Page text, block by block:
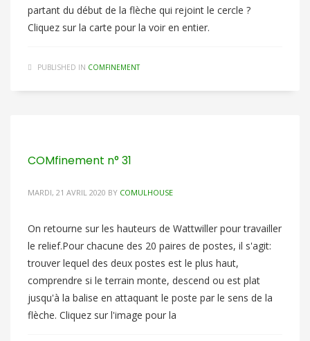
partant du début de la flèche qui rejoint le cercle ?
Cliquez sur la carte pour la voir en entier.
PUBLISHED IN COMFINEMENT
COMfinement n° 31
MARDI, 21 AVRIL 2020 BY COMULHOUSE
On retourne sur les hauteurs de Wattwiller pour travailler
le relief.Pour chacune des 20 paires de postes, il s'agit:
trouver lequel des deux postes est le plus haut,
comprendre si le terrain monte, descend ou est plat
jusqu'à la balise en attaquant le poste par le sens de la
flèche. Cliquez sur l'image pour la